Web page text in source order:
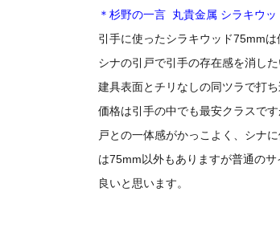
＊杉野の一言 丸貴金属 シラキウ
引手に使ったシラキウッド75mmは
シナの引戸で引手の存在感を消し
建具表面とチリなしの同ツラで打
価格は引手の中でも最安クラスで
戸との一体感がかっこよく、シナ
は75mm以外もありますが普通の
良いと思います。